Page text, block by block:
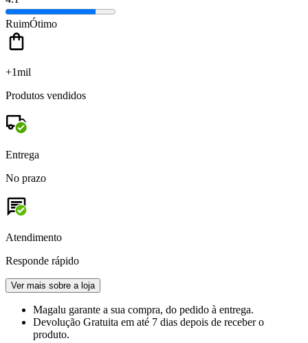
RuimÓtimo
+1mil
Produtos vendidos
Entrega
No prazo
Atendimento
Responde rápido
Ver mais sobre a loja
Magalu garante a sua compra, do pedido à entrega.
Devolução Gratuita em até 7 dias depois de receber o
produto.